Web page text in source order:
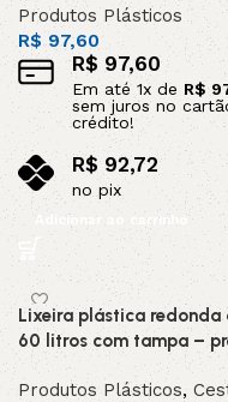
Produtos Plásticos
R$97,60
R$ 97,60
Em até 1x de R$
sem juros no
crédito!
R$92,72
no pix
Adicionar ao carrinho
Lixeira plástica redonda
60 litros com tampa –
Produtos Plásticos,